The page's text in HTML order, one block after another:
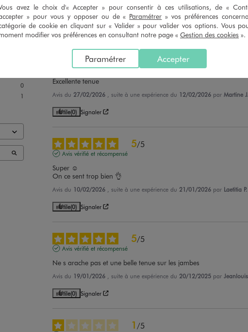
0
1
Avis du30/06/2026 , suite à une expérience du11/06/2026 par Séverine
Utile (0) Signaler
Avis vérifié et récompensé
Excellente tenue
Avis du 27/02/2026 , suite à une expérience du 12/02/2026 par Martine J.
Utile(0) Signaler
5/5
Avis vérifié et récompensé
Super ☺️
On ce sent trop bien 👌
Avis du 10/02/2026 , suite à une expérience du 21/01/2026 par Laetitia P.
Utile(0) Signaler
5/5
Avis vérifié et récompensé
Ne s arache pas et une belle tenue sur les jambes
Avis du 19/01/2026 , suite à une expérience du 20/12/2025 par
Utile(0) Signaler
1 /5
avez le choix d'« Accepter » pour consentir à ces utilisations, de «
» pour vous y opposer ou de « Paramétrer » vos préférences
de cookie en cliquant sur « Valider » pour valider vos options. Vous
modifier vos préférences en consultant notre page « Gestion des cookies ».
Accepter
Paramétrer